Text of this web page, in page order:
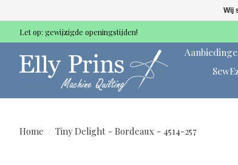
Let op: gewijzigde openingstijden!
Home / Tiny Delight - Bordeaux - 4514-257
Wij